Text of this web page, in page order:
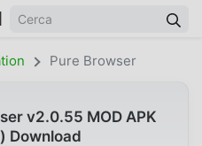
Pure Browser
v2.0.55 MOD APK
Download